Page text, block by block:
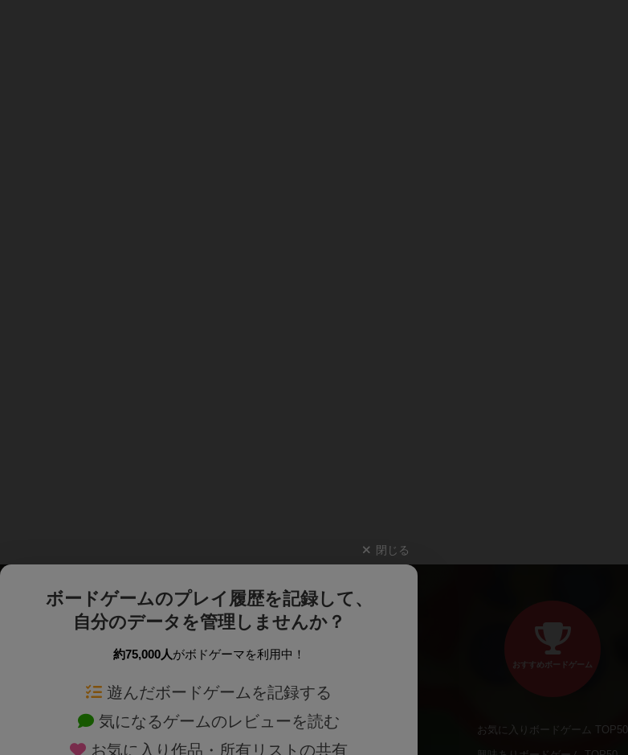
閉じる
ボードゲームのプレイ履歴を記録して、
自分のデータを管理しませんか？
約75,000人がボドゲーマを利用中！
遊んだボードゲームを記録する
気になるゲームのレビューを読む
お気に入り作品・所有リストの共有
ボードゲームを検索する 新作・再入荷情報
おすすめボードゲーム
お気に入りボードゲーム TOP50